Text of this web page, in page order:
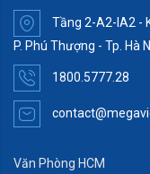
Tầng 2-A2-IA2 -
P. Phú Thượng - Tp. Hà
1800.5777.28
Văn Phòng HCM